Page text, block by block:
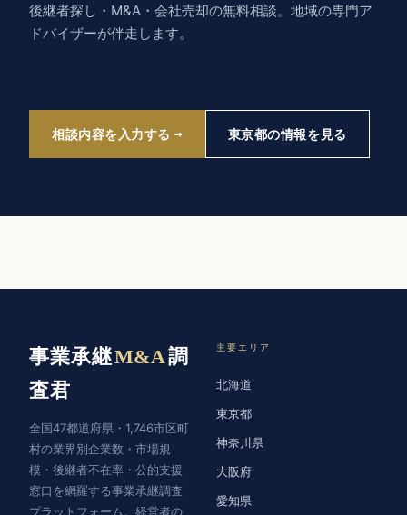
後継者探し・M&A・会社売却の無料相談。地域の専門ア
ドバイザーが伴走します。
相談内容を入力する 東京都の情報を見る
事業承継M&A調
査君
全国47都道府県・1,746市区町
村の業界別企業数・市場規
模・後継者不在率・公的支援
窓口を網羅する事業承継調査
プラットフォーム。経営者の
主要エリア
北海道
東京都
神奈川県
大阪府
愛知県